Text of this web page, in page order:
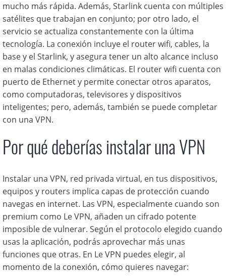
mucho más rápida. Además, Starlink cuenta con múltiples
satélites que trabajan en conjunto; por otro lado, el
servicio se actualiza constantemente con la última
tecnología. La conexión incluye el router wifi, cables, la
base y el Starlink, y asegura tener un alto alcance incluso
en malas condiciones climáticas. El router wifi cuenta con
puerto de Ethernet y permite conectar otros aparatos,
como computadoras, televisores y dispositivos
inteligentes; pero, además, también se puede completar
con una VPN.
Por qué deberías instalar una VPN
Instalar una VPN, red privada virtual, en tus dispositivos,
equipos y routers implica capas de protección cuando
navegas en internet. Las VPN, especialmente cuando son
premium como Le VPN, añaden un cifrado potente
imposible de vulnerar. Según el protocolo elegido cuando
usas la aplicación, podrás aprovechar más unas
funciones que otras. En Le VPN puedes elegir, al
momento de la conexión, cómo quieres navegar: